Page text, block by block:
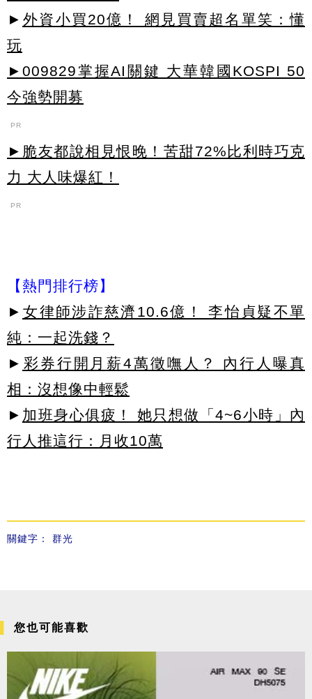
► 外資小買20億！ 網見買賣超名單笑：懂
玩
►009829掌握AI關鍵 大華韓國KOSPI 50
今強勢開募
PR
►脆友都說相見恨晚！苦甜72%比利時巧克
力 大人味爆紅！
PR
【熱門排行榜】
► 女律師涉詐慈濟10.6億！ 李怡貞疑不單
純：一起洗錢？
► 彩券行開月薪4萬徵嘸人？ 內行人曝真
相：沒想像中輕鬆
► 加班身心俱疲！ 她只想做「4~6小時」內
行人推這行：月收10萬
關鍵字： 群光
您也可能喜歡